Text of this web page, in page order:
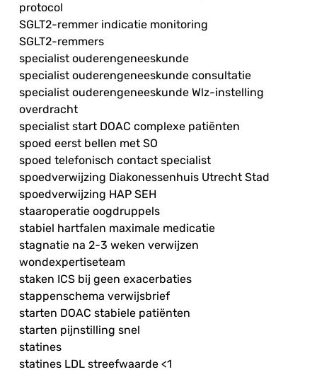
protocol
SGLT2-remmer indicatie monitoring
SGLT2-remmers
specialist ouderengeneeskunde
specialist ouderengeneeskunde consultatie
specialist ouderengeneeskunde Wlz-instelling
overdracht
specialist start DOAC complexe patiënten
spoed eerst bellen met SO
spoed telefonisch contact specialist
spoedverwijzing Diakonessenhuis Utrecht Stad
spoedverwijzing HAP SEH
staaroperatie oogdruppels
stabiel hartfalen maximale medicatie
stagnatie na 2-3 weken verwijzen
wondexpertiseteam
staken ICS bij geen exacerbaties
stappenschema verwijsbrief
starten DOAC stabiele patiënten
starten pijnstilling snel
statines
statines LDL streefwaarde <1